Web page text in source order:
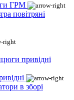
ГРМ
повітряні
привідні
в зборі